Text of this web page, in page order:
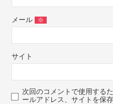
メール ※
サイト
次回のコメントで使用する
ールアドレス、サイトを保存